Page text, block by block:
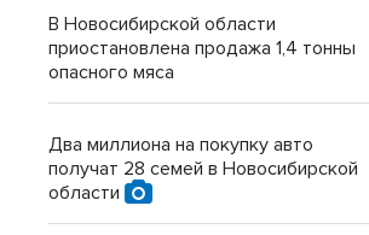
В Новосибирской области
приостановлена продажа 1,4 тонны
опасного мяса
Два миллиона на покупку авто
получат 28 семей в Новосибирской
области